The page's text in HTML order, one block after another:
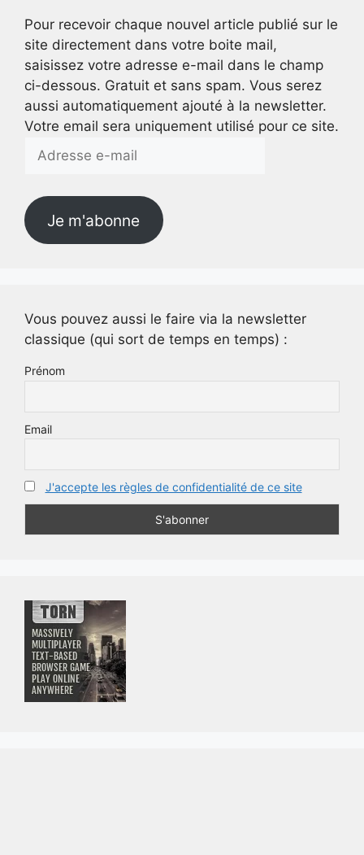
Pour recevoir chaque nouvel article publié sur le
site directement dans votre boite mail,
saisissez votre adresse e-mail dans le champ
ci-dessous. Gratuit et sans spam. Vous serez
aussi automatiquement ajouté à la newsletter.
Votre email sera uniquement utilisé pour ce site.
Adresse
Je m'abonne
Vous pouvez aussi le faire via la newsletter
classique (qui sort de temps en temps) :
Prénom
Email
J'accepte les règles de confidentialité de ce site